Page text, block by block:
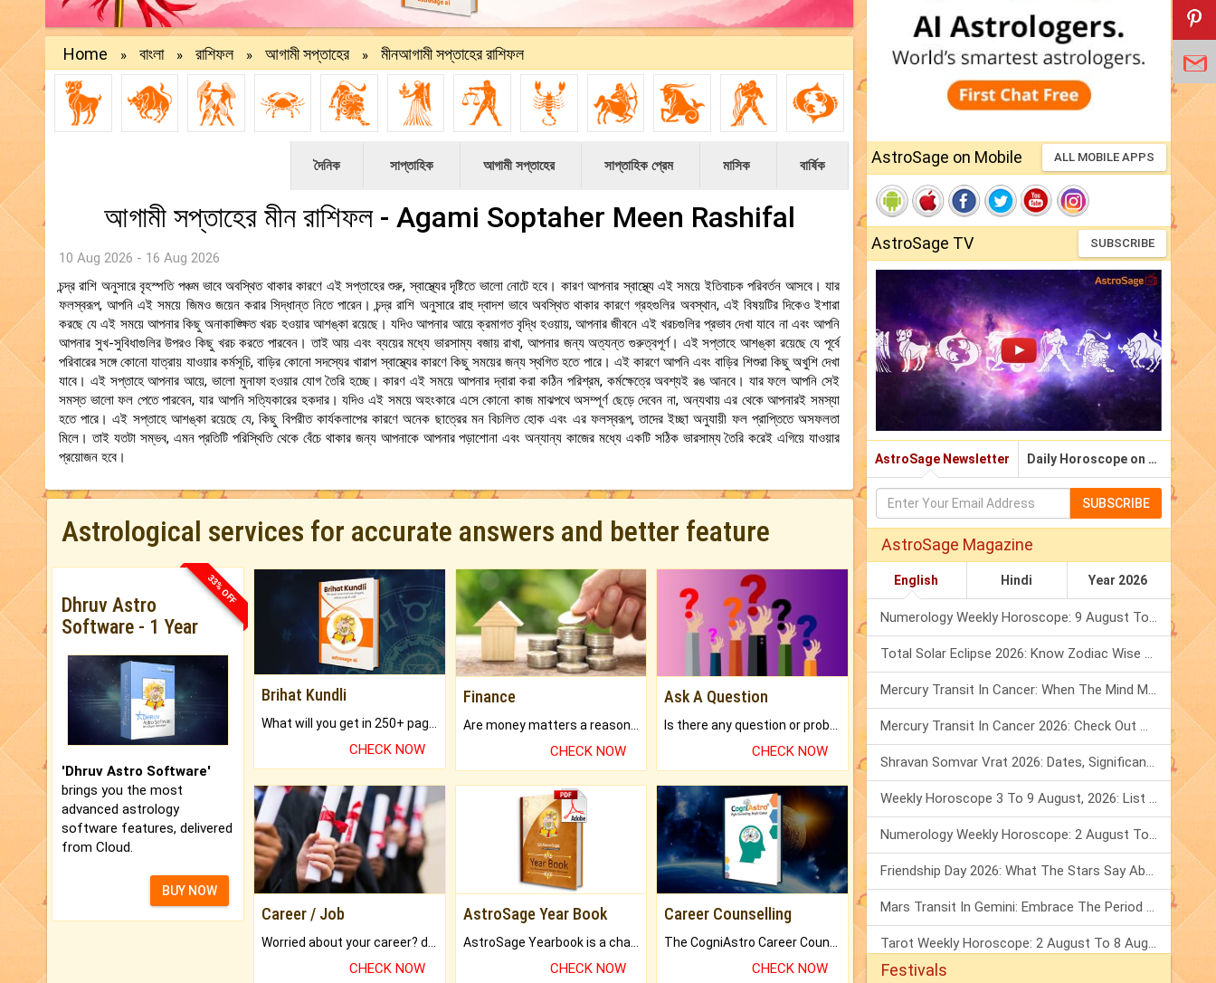
Home » বাংলা » রাশিফল » আগামী সপ্তাহের » মীনআগামী সপ্তাহের রাশিফল
দৈনিক সাপ্তাহিক আগামী সপ্তাহের সাপ্তাহিক প্রেম মাসিক বার্ষিক
আগামী সপ্তাহের মীন রাশিফল - Agami Soptaher Meen Rashifal
10 Aug 2026 - 16 Aug 2026
চন্দ্র রাশি অনুসারে বৃহস্পতি পঞ্চম ভাবে অবস্থিত থাকার কারণে এই সপ্তাহের শুরু, স্বাস্থ্যের দৃষ্টিতে ভালো নোটে হবে। কারণ আপনার স্বাস্থ্যে এই সময়ে ইতিবাচক পরিবর্তন আসবে। যার
ফলস্বরূপ, আপনি এই সময়ে জিমও জয়েন করার সিদ্ধান্ত নিতে পারেন। চন্দ্র রাশি অনুসারে রাহু দ্বাদশ ভাবে অবস্থিত থাকার কারণে গ্রহগুলির অবস্থান, এই বিষয়টির দিকেও ইশারা
করছে যে এই সময়ে আপনার কিছু অনাকাঙ্ক্ষিত খরচ হওয়ার আশঙ্কা রয়েছে। যদিও আপনার আয়ে ক্রমাগত বৃদ্ধি হওয়ায়, আপনার জীবনে এই খরচগুলির প্রভাব দেখা যাবে না এবং আপনি
আপনার সুখ-সুবিধাগুলির উপরও কিছু খরচ করতে পারবেন। তাই আয় এবং ব্যয়ের মধ্যে ভারসাম্য বজায় রাখা, আপনার জন্য অত্যন্ত গুরুত্বপূর্ণ। এই সপ্তাহে আশঙ্কা রয়েছে যে পূর্বে
পরিবারের সঙ্গে কোনো যাত্রায় যাওয়ার কর্মসূচি, বাড়ির কোনো সদস্যের খারাপ স্বাস্থ্যের কারণে কিছু সময়ের জন্য স্থগিত হতে পারে। এই কারণে আপনি এবং বাড়ির শিশুরা কিছু অখুশি দেখা
যাবে। এই সপ্তাহে আপনার আয়ে, ভালো মুনাফা হওয়ার যোগ তৈরি হচ্ছে। কারণ এই সময়ে আপনার দ্বারা করা কঠিন পরিশ্রম, কর্মক্ষেত্রে অবশ্যই রঙ আনবে। যার ফলে আপনি সেই
সমস্ত ভালো ফল পেতে পারবেন, যার আপনি সত্যিকারের হকদার। যদিও এই সময়ে অহংকারে এসে কোনো কাজ মাঝপথে অসম্পূর্ণ ছেড়ে দেবেন না, অন্যথায় এর থেকে আপনারই সমস্যা
হতে পারে। এই সপ্তাহে আশঙ্কা রয়েছে যে, কিছু বিপরীত কার্যকলাপের কারণে অনেক ছাত্রের মন বিচলিত হোক এবং এর ফলস্বরূপ, তাদের ইচ্ছা অনুযায়ী ফল প্রাপ্তিতে অসফলতা
মিলে। তাই যতটা সম্ভব, এমন প্রতিটি পরিস্থিতি থেকে বেঁচে থাকার জন্য আপনাকে আপনার পড়াশোনা এবং অন্যান্য কাজের মধ্যে একটি সঠিক ভারসাম্য তৈরি করেই এগিয়ে যাওয়ার
প্রয়োজন হবে।
Astrological services for accurate answers and better feature
33% OFF
Dhruv Astro
Software - 1 Year
'Dhruv Astro Software'
brings you the most
advanced astrology
software features, delivered
from Cloud.
BUY NOW
Brihat Kundli
CHECK NOW
Finance
CHECK NOW
Ask A Question
CHECK NOW
Career / Job
CHECK NOW
AstroSage Year Book
CHECK NOW
Career Counselling
CHECK NOW
AstroSage on Mobile ALL MOBILE APPS
AstroSage TV SUBSCRIBE
AstroSage Newsletter Daily Horoscope on Email
SUBSCRIBE
AstroSage Magazine
English Hindi Year 2026
Numerology Weekly Horoscope: 9 August To 15 August, 2026
Total Solar Eclipse 2026: Know Zodiac Wise Prediction
Mercury Transit In Cancer: When The Mind Meets The Heart!
Mercury Transit In Cancer 2026: Check Out What It Brings For You
Shravan Somvar Vrat 2026: Dates, Significance & Rituals In August
Weekly Horoscope 3 To 9 August, 2026: List Of Fasts & Festivals
Numerology Weekly Horoscope: 2 August To 8 August, 2026
Friendship Day 2026: What The Stars Say About Your Best Friend!
Mars Transit In Gemini: Embrace The Period Full Of Energy & Intelligence
Tarot Weekly Horoscope: 2 August To 8 August, 2026
Festivals